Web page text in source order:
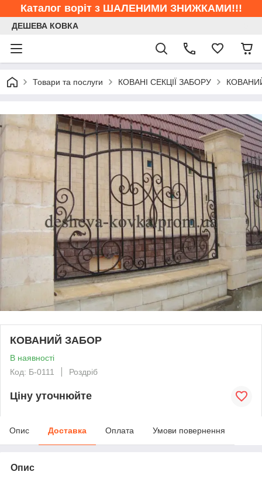
Каталог воріт з ШАЛЕНИМИ ЗНИЖКАМИ!!!
ДЕШЕВА КОВКА
Товари та послуги КОВАНІ СЕКЦІЇ ЗАБОРУ
КОВАНИЙ ЗАБОР
В наявності
Код: Б-0111
Роздріб
Ціну уточнюйте
Опис Доставка Оплата Умови повернення
Опис